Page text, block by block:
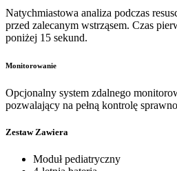
Natychmiastowa analiza podczas
przed zalecanym wstrząsem. Czas
poniżej 15 sekund.
Monitorowanie
Opcjonalny system zdalnego
pozwalający na pełną kontrolę
Zestaw Zawiera
Moduł pediatryczny